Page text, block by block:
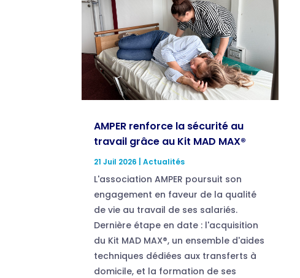
AMPER renforce la sécurité au
travail grâce au Kit MAD MAX®
21 Juil 2026 |Actualités
L'association AMPER poursuit son
engagement en faveur de la qualité
de vie au travail de ses salariés.
Dernière étape en date : l'acquisition
du Kit MAD MAX®, un ensemble d'aides
techniques dédiées aux transferts à
domicile, et la formation de ses